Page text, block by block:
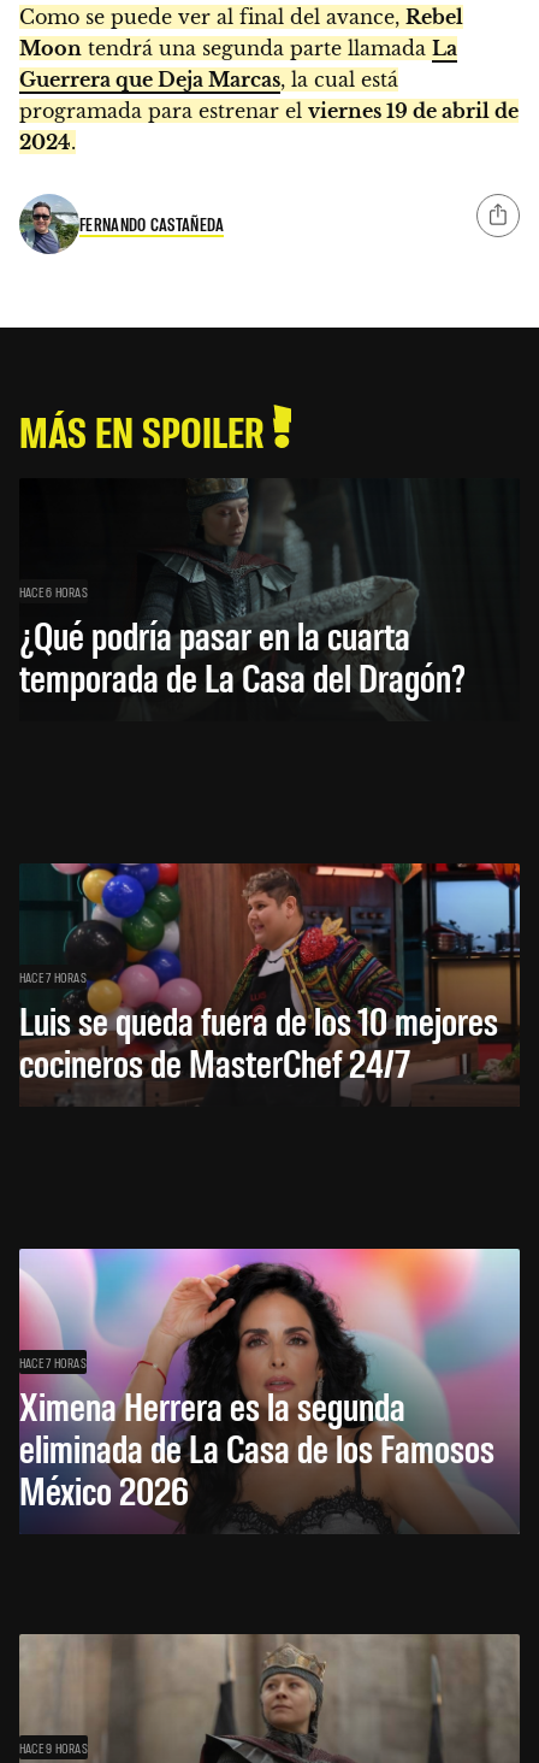
Como se puede ver al final del avance, Rebel
Moon tendrá una segunda parte llamada La
Guerrera que Deja Marcas, la cual está
programada para estrenar el viernes 19 de abril de
2024.
FERNANDO CASTAÑEDA
MÁS EN SPOILER
HACE 6 HORAS
¿Qué podría pasar en la cuarta
temporada de La Casa del Dragón?
HACE 7 HORAS
Luis se queda fuera de los 10 mejores
cocineros de MasterChef 24/7
HACE 7 HORAS
Ximena Herrera es la segunda
eliminada de La Casa de los Famosos
México 2026
HACE 9 HORAS